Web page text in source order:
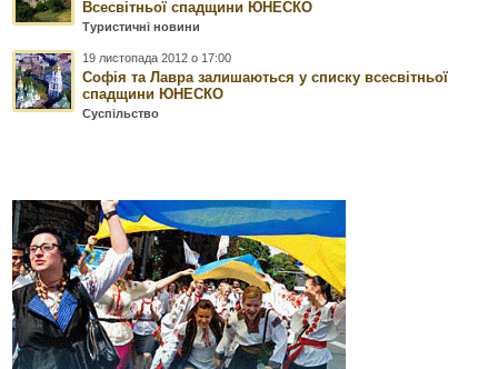
Всесвітньої спадщини ЮНЕСКО
Туристичні новини
19 листопада 2012 о 17:00
Софія та Лавра залишаються у списку всесвітньої
спадщини ЮНЕСКО
Суспільство